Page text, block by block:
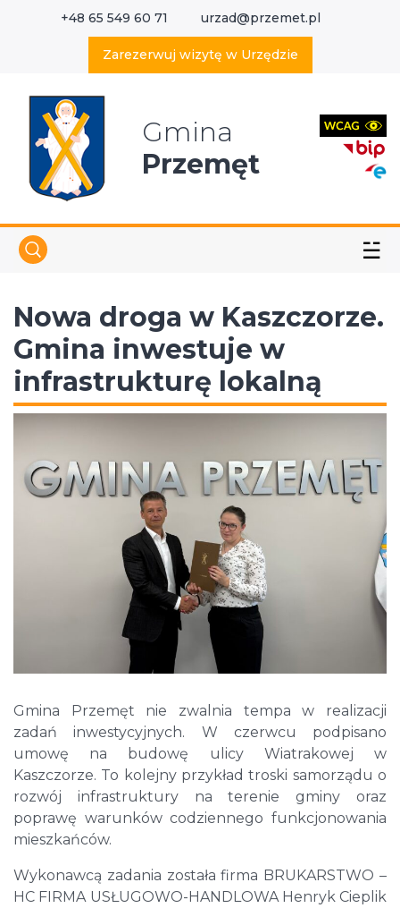
+48 65 549 60 71 urzad@przemet.pl
Zarezerwuj wizytę w Urzędzie
Gmina
Przemęt
☱
Nowa droga w Kaszczorze.
Gmina inwestuje w
infrastrukturę lokalną
Gmina Przemęt nie zwalnia tempa w realizacji
zadań inwestycyjnych. W czerwcu podpisano
umowę na budowę ulicy Wiatrakowej w
Kaszczorze. To kolejny przykład troski samorządu o
rozwój infrastruktury na terenie gminy oraz
poprawę warunków codziennego funkcjonowania
mieszkańców.
Wykonawcą zadania została firma BRUKARSTWO –
HC FIRMA USŁUGOWO-HANDLOWA Henryk Cieplik
Wyszukaj w serwisie